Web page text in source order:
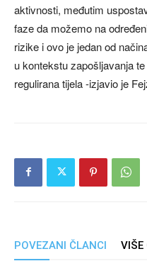
aktivnosti, međutim
faze da možemo na
rizike i ovo je jedan od
u kontekstu zapošljavanja
regulirana tijela -izjavio je
POVEZANI ČLANCI VIŠE